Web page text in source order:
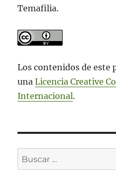
Temafilia.
Los contenidos de este
unaLicencia Creative
Internacional.
Buscar
por: